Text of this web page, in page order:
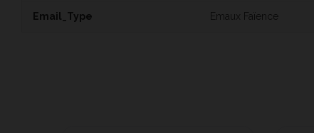
Email_Type Emaux Faïence